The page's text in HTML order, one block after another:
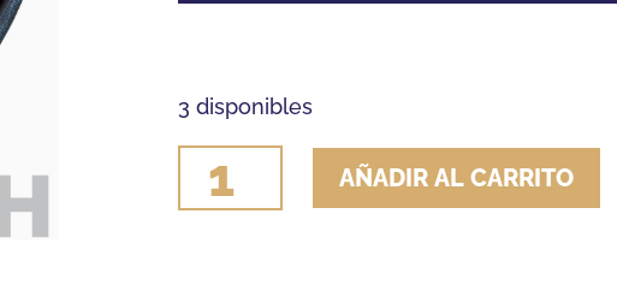
3 disponibles
GUANTE
ROECKL
AÑADIR AL CARRITO